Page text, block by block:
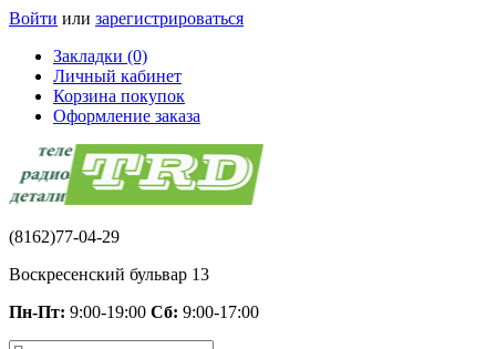
Войти или зарегистрироваться
Закладки (0)
Личный кабинет
Корзина покупок
Оформление заказа
(8162)77-04-29
Воскресенский бульвар 13
Пн-Пт: 9:00-19:00 Сб: 9:00-17:00